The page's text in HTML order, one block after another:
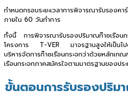
กำหนดกรอบระยะเวลาการพิจารณารับรองค
ภายใน 60 วันทำการ
ทั้งนี้ การพิจารณารับรองปริมาณก๊าซเรือน
โครงการ T-VER มาจรฐานสูงให้เป็นไปต
บริหารจัดการก๊าซเรือนกระจกว่าด้วยหลักเก
เรือนกระจกภาคสมัครใจตามมาตรฐานของป
ขั้นตอนการรับรองปริม